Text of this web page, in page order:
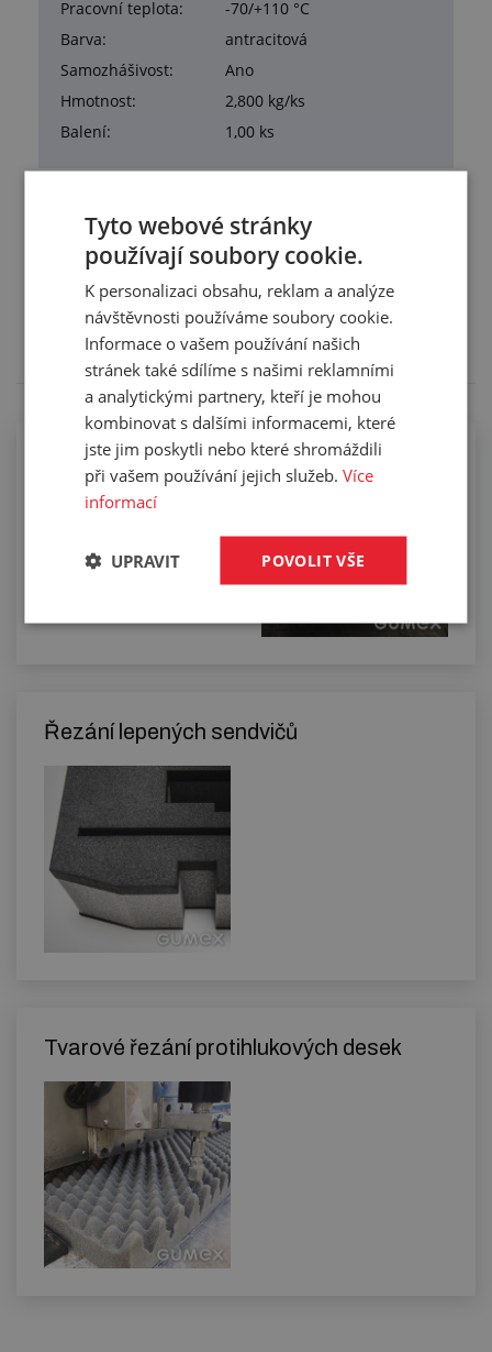
Pracovní teplota:
-70/+110 °C
Barva:
antracitová
Samozhášivost:
Ano
Hmotnost:
2,800 kg/ks
Balení:
1,00 ks
Služby
Tento výrobek pro vás upravíme na míru. Konkrétní
specifikaci budete moci upřesnit v poznámce u
objednávky.
Řezání lepených sendvičů
Tvarové řezání protihlukových desek
Tyto webové stránky
používají soubory cookie.
K personalizaci obsahu, reklam a analýze
návštěvnosti používáme soubory cookie.
Informace o vašem používání našich
stránek také sdílíme s našimi reklamními
a analytickými partnery, kteří je mohou
kombinovat s dalšími informacemi, které
jste jim poskytli nebo které shromáždili
při vašem používání jejich služeb.Více
informací
POVOLIT VŠE
UPRAVIT